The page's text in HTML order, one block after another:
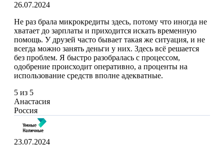
26.07.2024
Не раз брала микрокредиты здесь, потому что иногда не
хватает до зарплаты и приходится искать временную
помощь. У друзей часто бывает такая же ситуация, и не
всегда можно занять деньги у них. Здесь всё решается
без проблем. Я быстро разобралась с процессом,
одобрение происходит оперативно, а проценты на
использование средств вполне адекватные.
5 из 5
Анастасия
Россия
23.07.2024